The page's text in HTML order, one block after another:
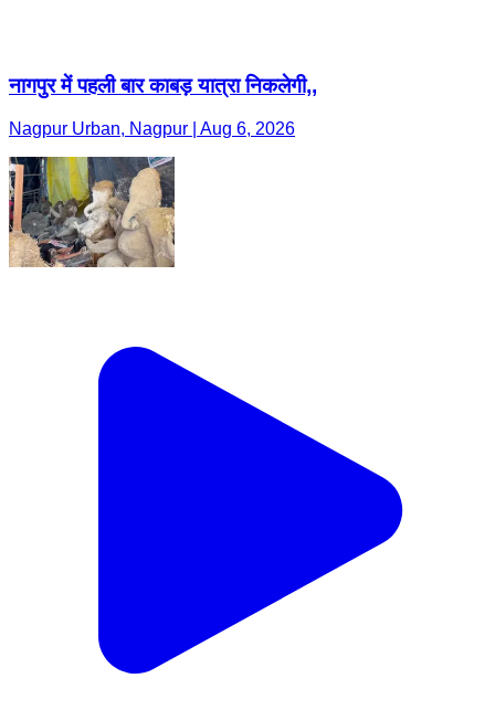
नागपुर में पहली बार काबड़ यात्रा निकलेगी,,
Nagpur Urban, Nagpur | Aug 6, 2026